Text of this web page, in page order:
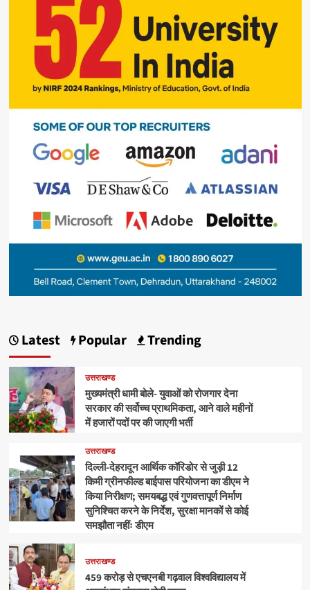
Latest Popular Trending
उत्तराखण्ड
मुख्यमंत्री धामी बोले- युवाओं को रोजगार देना
सरकार की सर्वोच्च प्राथमिकता, आने वाले महीनों
में हजारों पदों पर की जाएगी भर्ती
उत्तराखण्ड
दिल्ली-देहरादून आर्थिक कॉरिडोर से जुड़ी 12
किमी ग्रीनफील्ड बाईपास परियोजना का डीएम ने
किया निरीक्षण; समयबद्ध एवं गुणवत्तापूर्ण निर्माण
सुनिश्चित करने के निर्देश, सुरक्षा मानकों से कोई
समझौता नहींः डीएम
उत्तराखण्ड
459 करोड़ से एचएनबी गढ़वाल विश्वविद्यालय में